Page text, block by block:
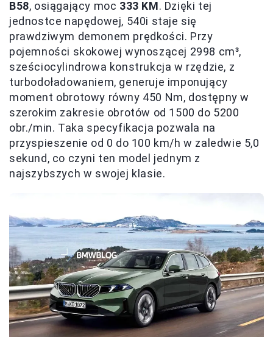
B58, osiągający moc 333 KM. Dzięki tej
jednostce napędowej, 540i staje się
prawdziwym demonem prędkości. Przy
pojemności skokowej wynoszącej 2998 cm³,
sześciocylindrowa konstrukcja w rzędzie, z
turbodoładowaniem, generuje imponujący
moment obrotowy równy 450 Nm, dostępny w
szerokim zakresie obrotów od 1500 do 5200
obr./min. Taka specyfikacja pozwala na
przyspieszenie od 0 do 100 km/h w zaledwie 5,0
sekund, co czyni ten model jednym z
najszybszych w swojej klasie.